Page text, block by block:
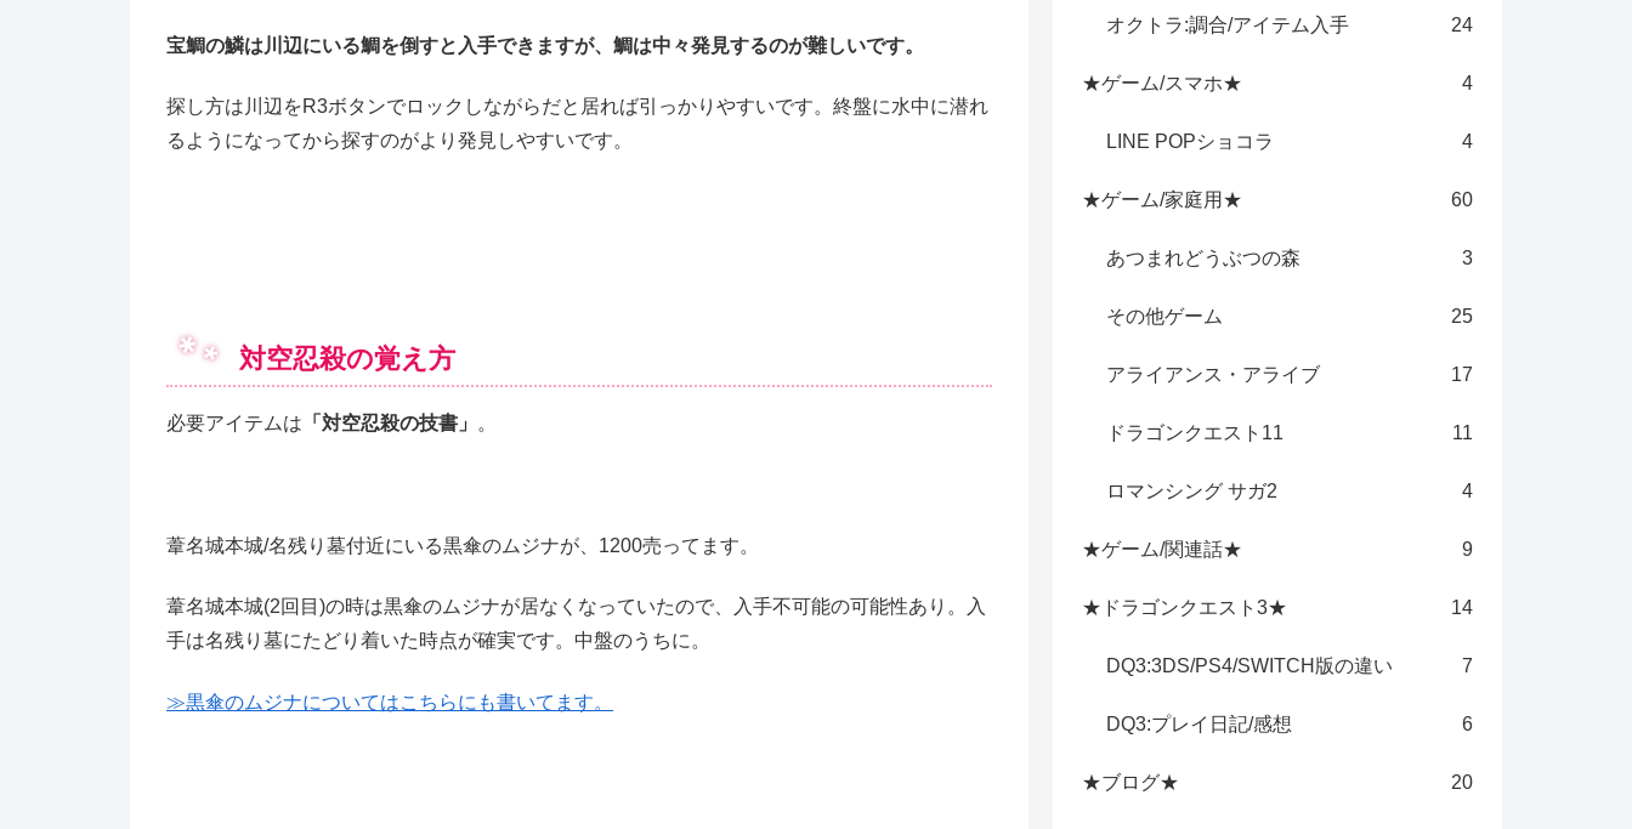
宝鯛の鱗は川辺にいる鯛を倒すと入手できますが、鯛は中々発見するのが難しいです。
探し方は川辺をR3ボタンでロックしながらだと居れば引っかりやすいです。終盤に水中に潜れ
るようになってから探すのがより発見しやすいです。
対空忍殺の覚え方
必要アイテムは 「対空忍殺の技書」 。
葦名城本城/名残り墓付近にいる黒傘のムジナが、1200売ってます。
葦名城本城(2回目)の時は黒傘のムジナが居なくなっていたので、入手不可能の可能性あり。入
手は名残り墓にたどり着いた時点が確実です。中盤のうちに。
≫黒傘のムジナについてはこちらにも書いてます。
オクトラ:調合/アイテム入手 24
★ゲーム/スマホ★ 4
LINE POPショコラ 4
★ゲーム/家庭用★ 60
あつまれどうぶつの森 3
その他ゲーム 25
アライアンス・アライブ 17
ドラゴンクエスト11 11
ロマンシング サガ2 4
★ゲーム/関連話★ 9
★ドラゴンクエスト3★ 14
DQ3:3DS/PS4/SWITCH版の違い 7
DQ3:プレイ日記/感想 6
★ブログ★ 20